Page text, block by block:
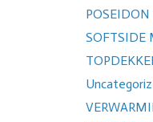
SOFTSIDE